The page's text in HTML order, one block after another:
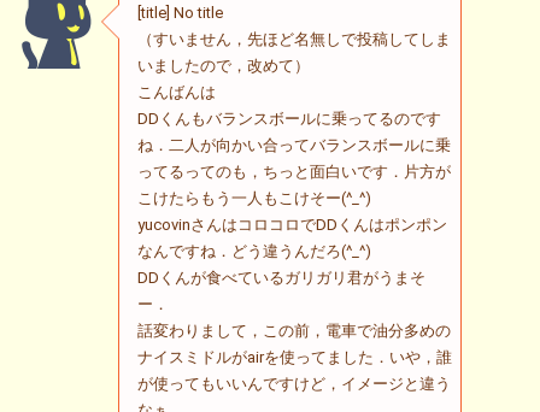
[title] No title
（すいません，先ほど名無しで投稿してしま
いましたので，改めて）
こんばんは
DDくんもバランスボールに乗ってるのです
ね．二人が向かい合ってバランスボールに乗
ってるってのも，ちっと面白いです．片方が
こけたらもう一人もこけそー(^_^)
yucovinさんはコロコロでDDくんはポンポン
なんですね．どう違うんだろ(^_^)
DDくんが食べているガリガリ君がうまそ
ー．
話変わりまして，この前，電車で油分多めの
ナイスミドルがairを使ってました．いや，誰
が使ってもいいんですけど，イメージと違う